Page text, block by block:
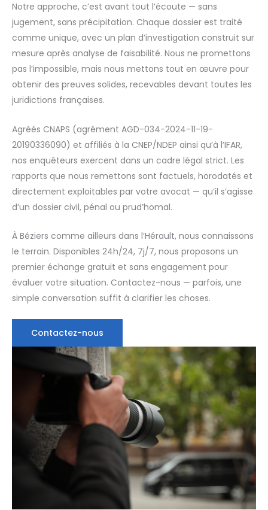
Notre approche, c’est avant tout l’écoute — sans
jugement, sans précipitation. Chaque dossier est traité
comme unique, avec un plan d’investigation construit sur
mesure après analyse de faisabilité. Nous ne promettons
pas l’impossible, mais nous mettons tout en œuvre pour
obtenir des preuves solides, recevables devant toutes les
juridictions françaises.
Agréés CNAPS (agrément AGD-034-2024-11-19-
20190336090) et affiliés à la CNEP/NDEP ainsi qu’à l’IFAR,
nos enquêteurs exercent dans un cadre légal strict. Les
rapports que nous remettons sont factuels, horodatés et
directement exploitables par votre avocat — qu’il s’agisse
d’un dossier civil, pénal ou prud’homal.
À Béziers comme ailleurs dans l’Hérault, nous connaissons
le terrain. Disponibles 24h/24, 7j/7, nous proposons un
premier échange gratuit et sans engagement pour
évaluer votre situation. Contactez-nous — parfois, une
simple conversation suffit à clarifier les choses.
Contactez-nous